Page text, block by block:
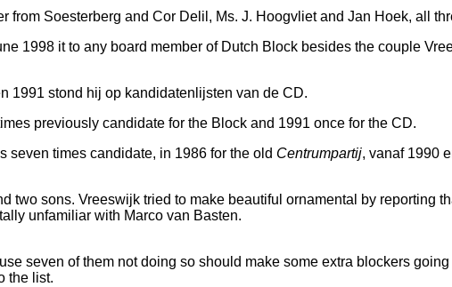
Soesterberg and Cor Delil, Ms. J. Hoogvliet and Jan Hoek, all
1998 it to any board member of Dutch Block besides the couple
1991 stond hij op kandidatenlijsten van de CD.
previously candidate for the Block and 1991 once for the CD.
seven times candidate, in 1986 for the old Centrumpartij, vanaf 1990
two sons. Vreeswijk tried to make beautiful ornamental by reporting
unfamiliar with Marco van Basten.
seven of them not doing so should make some extra blockers
the list.